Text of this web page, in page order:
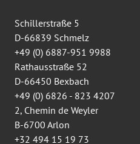
Facebook
Schillerstraße 5
D-66839 Schmelz
+49 (0) 6887-951 9988
Rathausstraße 52
D-66450 Bexbach
+49 (0) 6826 - 823 4207
2, Chemin de Weyler
B-6700 Arlon
+32 494 15 19 73